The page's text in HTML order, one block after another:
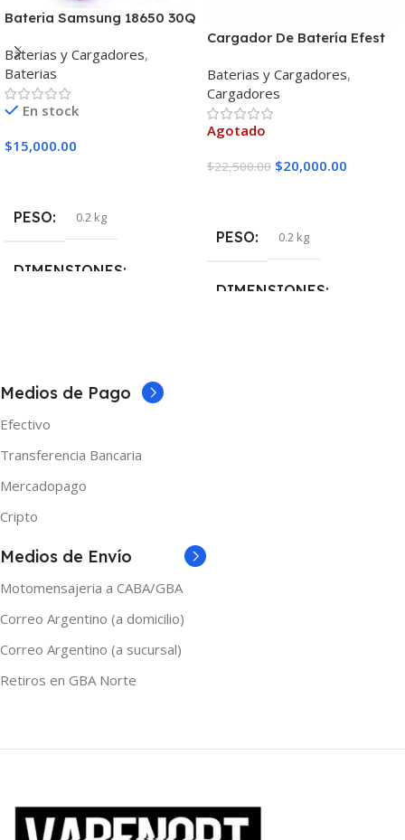
Bateria Samsung 18650 30Q
Baterias y Cargadores,
Baterias
En stock
$15,000.00
PESO 0.2 kg
DIMENSIONES
Cargador De Batería Efest
Baterias y Cargadores,
Cargadores
Agotado
$22,500.00 $20,000.00
PESO 0.2 kg
DIMENSIONES
Medios de Pago
Efectivo
Transferencia Bancaria
Mercadopago
Cripto
Medios de Envío
Motomensajeria a CABA/GBA
Correo Argentino (a domicilio)
Correo Argentino (a sucursal)
Retiros en GBA Norte